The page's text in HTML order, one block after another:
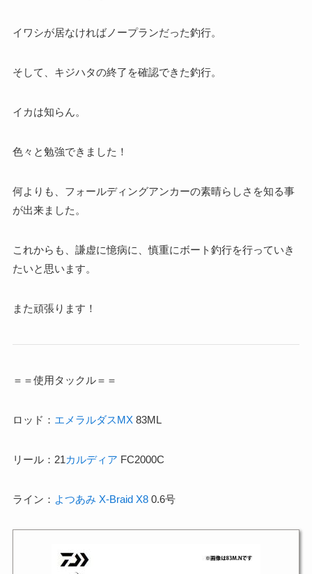
イワシが居なければノープランだった釣行。
そして、キジハタの終了を確認できた釣行。
イカは知らん。
色々と勉強できました！
何よりも、フォールディングアンカーの素晴らしさを知る事
が出来ました。
これからも、謙虚に憶病に、慎重にボート釣行を行っていき
たいと思います。
また頑張ります！
＝＝使用タックル＝＝
ロッド： エメラルダスMX83ML
リール：21カルディア FC2000C
ライン： よつあみ X-Braid X8 0.6号